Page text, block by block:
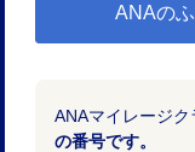
ANAの
ANAマイレージク
の番号です。